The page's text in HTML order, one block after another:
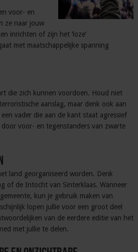
voor- en
ze naar jouw
inrichten of zijn het ‘loze’
met maatschappelijke spanning
die zich kunnen voordoen. Houd niet
aanslag, maar denk ook aan
vader die aan de kant staat agressief
voor- en tegenstanders van zwarte
land georganiseerd worden. Denk
of de Intocht van Sinterklaas. Wanneer
kun je gebruik maken van
lopen jullie voor een groot deel
van de eerdere editie van het
met jullie te delen.